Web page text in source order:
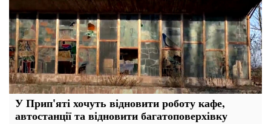
У Прип'яті хочуть відновити роботу кафе,
автостанції та відновити багатоповерхівку